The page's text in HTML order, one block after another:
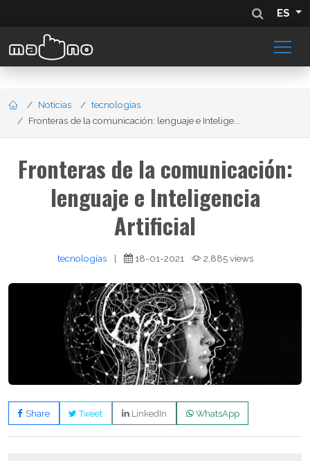
ES
Noticias
tecnologías
Fronteras de la comunicación: lenguaje e Intelige...
Fronteras de la comunicación:
lenguaje e Inteligencia
Artificial
tecnologías | 18-01-2021 2,885 views
Share Tweet LinkedIn WhatsApp